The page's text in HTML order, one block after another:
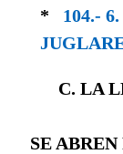
* 104.-
C. LA
SE